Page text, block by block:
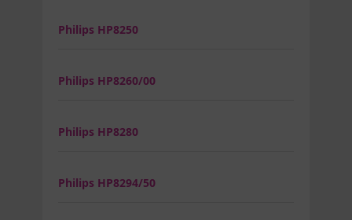
Philips HP8250
Philips HP8260/00
Philips HP8280
Philips HP8294/50